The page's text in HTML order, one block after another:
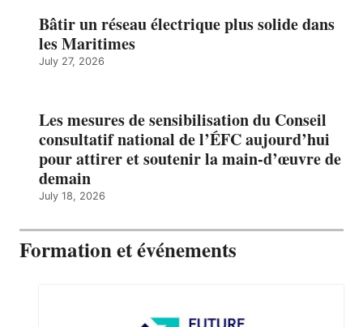
Bâtir un réseau électrique plus solide dans
les Maritimes
July 27, 2026
Les mesures de sensibilisation du Conseil
consultatif national de l’ÉFC aujourd’hui
pour attirer et soutenir la main-d’œuvre de
demain
July 18, 2026
Formation et événements